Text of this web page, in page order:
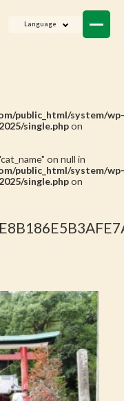
Language
public_html/system/wp-
single.phpon
on null in
public_html/system/wp-
single.phpon